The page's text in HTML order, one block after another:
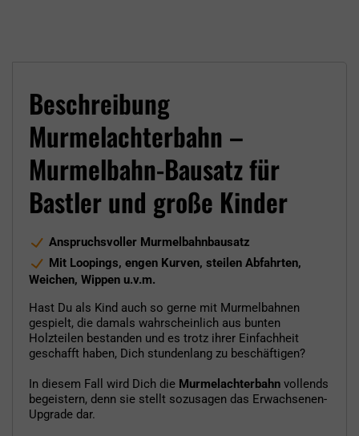
Beschreibung
Murmelachterbahn –
Murmelbahn-Bausatz für
Bastler und große Kinder
Anspruchsvoller Murmelbahnbausatz
Mit Loopings, engen Kurven, steilen Abfahrten,
Weichen, Wippen u.v.m.
Hast Du als Kind auch so gerne mit Murmelbahnen
gespielt, die damals wahrscheinlich aus bunten
Holzteilen bestanden und es trotz ihrer Einfachheit
geschafft haben, Dich stundenlang zu beschäftigen?
In diesem Fall wird Dich die Murmelachterbahn vollends
begeistern, denn sie stellt sozusagen das Erwachsenen-
Upgrade dar.